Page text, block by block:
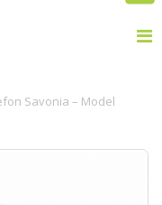
Savonia – Model